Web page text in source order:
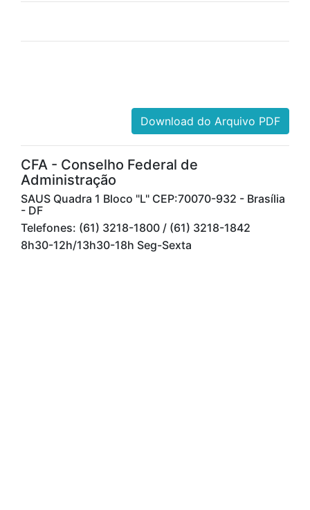
Download do Arquivo PDF
CFA - Conselho Federal de
Administração
SAUS Quadra 1 Bloco "L" CEP:70070-932 - Brasília
- DF
Telefones: (61) 3218-1800 / (61) 3218-1842
8h30-12h/13h30-18h Seg-Sexta